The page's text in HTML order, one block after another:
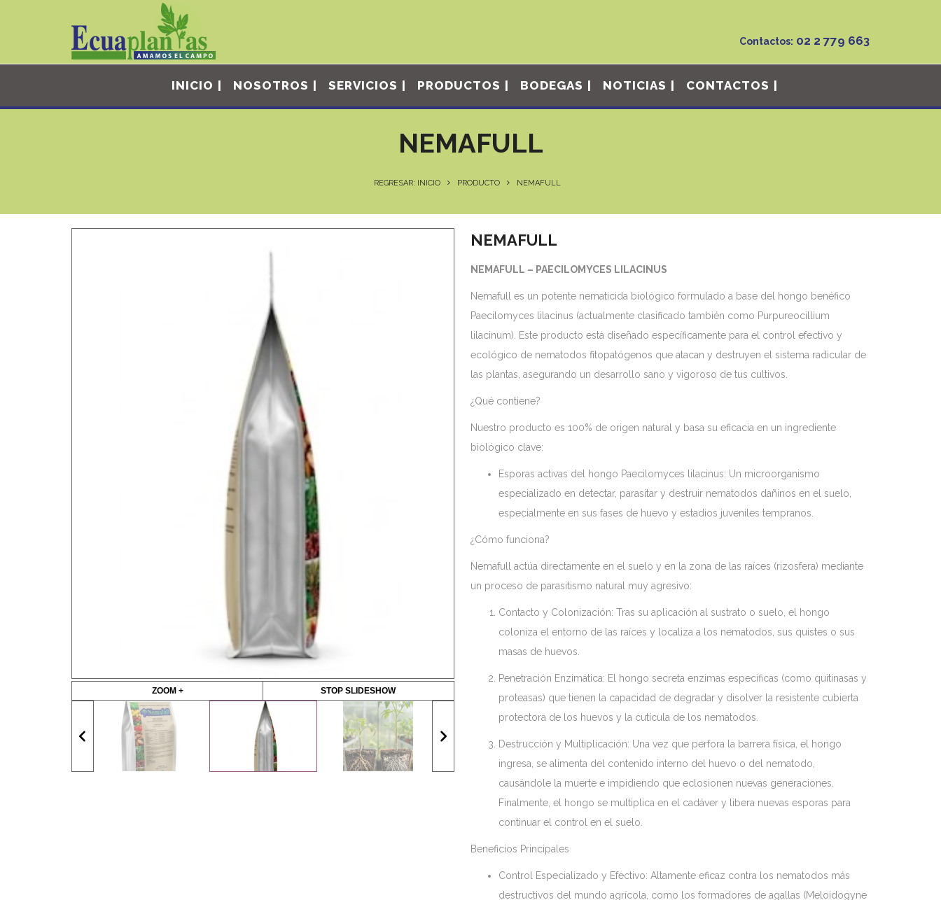
Contactos: 02 2 779 663
INICIO NOSOTROS SERVICIOS PRODUCTOS BODEGAS NOTICIAS CONTACTOS
NEMAFULL
REGRESAR: INICIO PRODUCTO NEMAFULL
ZOOM + STOP SLIDESHOW
NEMAFULL
NEMAFULL – PAECILOMYCES LILACINUS
Nemafull es un potente nematicida biológico formulado a base del hongo benéfico
Paecilomyces lilacinus (actualmente clasificado también como Purpureocillium
lilacinum). Este producto está diseñado específicamente para el control efectivo y
ecológico de nematodos fitopatógenos que atacan y destruyen el sistema radicular de
las plantas, asegurando un desarrollo sano y vigoroso de tus cultivos.
¿Qué contiene?
Nuestro producto es 100% de origen natural y basa su eficacia en un ingrediente
biológico clave:
Esporas activas del hongo Paecilomyces lilacinus: Un microorganismo
especializado en detectar, parasitar y destruir nematodos dañinos en el suelo,
especialmente en sus fases de huevo y estadios juveniles tempranos.
¿Cómo funciona?
Nemafull actúa directamente en el suelo y en la zona de las raíces (rizosfera) mediante
un proceso de parasitismo natural muy agresivo:
Contacto y Colonización: Tras su aplicación al sustrato o suelo, el hongo
coloniza el entorno de las raíces y localiza a los nematodos, sus quistes o sus
masas de huevos.
Penetración Enzimática: El hongo secreta enzimas específicas (como quitinasas y
proteasas) que tienen la capacidad de degradar y disolver la resistente cubierta
protectora de los huevos y la cutícula de los nematodos.
Destrucción y Multiplicación: Una vez que perfora la barrera física, el hongo
ingresa, se alimenta del contenido interno del huevo o del nematodo,
causándole la muerte e impidiendo que eclosionen nuevas generaciones.
Finalmente, el hongo se multiplica en el cadáver y libera nuevas esporas para
continuar el control en el suelo.
Beneficios Principales
Control Especializado y Efectivo: Altamente eficaz contra los nematodos más
destructivos del mundo agrícola, como los formadores de agallas (Meloidogyne